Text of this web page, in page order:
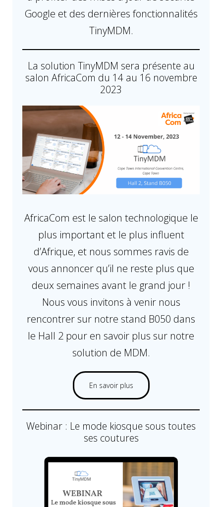
Google et des dernières fonctionnalités
TinyMDM.
La solution TinyMDM sera présente au
salon AfricaCom du 14 au 16 novembre
2023
AfricaCom est le salon technologique le
plus important et le plus influent
d’Afrique, et nous sommes ravis de
vous annoncer qu’il ne reste plus que
deux semaines avant le grand jour !
Nous vous invitons à venir nous
rencontrer sur notre stand B050 dans
le Hall 2 pour en savoir plus sur notre
solution de MDM.
En savoir plus
Webinar : Le mode kiosque sous toutes
ses coutures